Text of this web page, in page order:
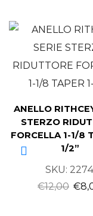
ANELLO
STERZO
FORCELLA 1-1/8
1/2”
SKU: 2274
€12,00 €